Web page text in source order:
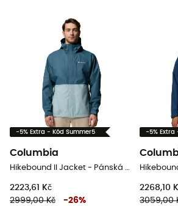
-5% Extra - Kód Summer5
Columbia
Hikebound II Jacket - Pánská nepromokavá bunda
2223,61 Kč
2999,00 Kč
-26%
-5% Extra
2268,10
3059,00